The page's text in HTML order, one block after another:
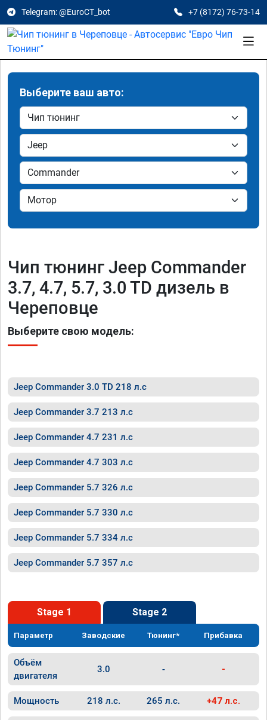
Telegram: @EuroCT_bot +7 (8172) 76-73-14
Выберите ваш авто:
Чип тюнинг Jeep Commander
3.7, 4.7, 5.7, 3.0 TD дизель в
Череповце
Выберите свою модель:
Jeep Commander 3.0 TD 218 л.с
Jeep Commander 3.7 213 л.с
Jeep Commander 4.7 231 л.с
Jeep Commander 4.7 303 л.с
Jeep Commander 5.7 326 л.с
Jeep Commander 5.7 330 л.с
Jeep Commander 5.7 334 л.с
Jeep Commander 5.7 357 л.с
Stage 1 Stage 2
Параметр Заводские Тюнинг* Прибавка
Объём
двигателя
3.0 - -
Мощность 218 л.с. 265 л.с. +47 л.с.